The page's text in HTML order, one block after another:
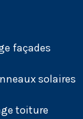
façades
solaires
toiture